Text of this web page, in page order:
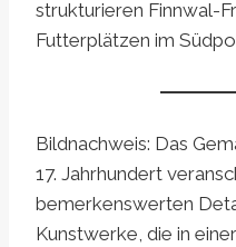
strukturieren Finnwal-
Futterplätzen im
Bildnachweis: Das
17. Jahrhundert
bemerkenswerten
Kunstwerke, die in